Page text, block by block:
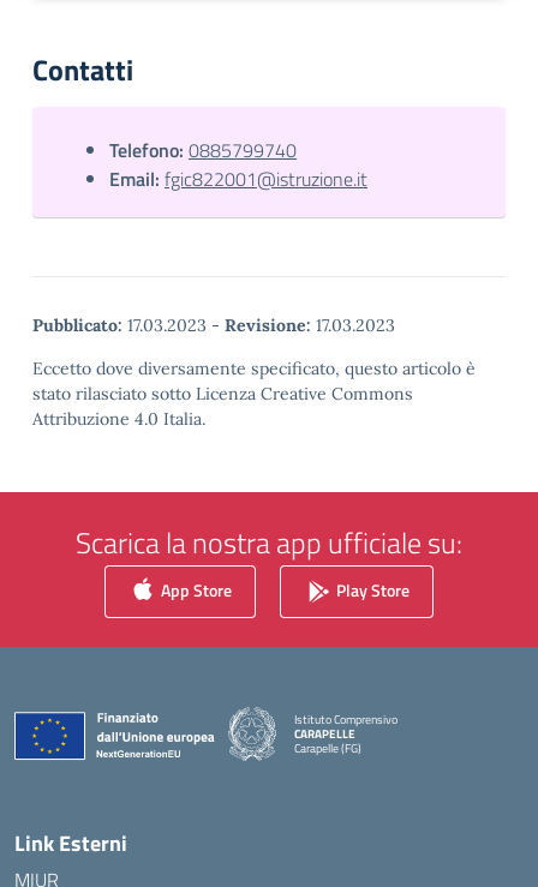
Contatti
Telefono: 0885799740
Email: fgic822001@istruzione.it
Pubblicato: 17.03.2023 - Revisione: 17.03.2023
Eccetto dove diversamente specificato, questo articolo è
stato rilasciato sotto Licenza Creative Commons
Attribuzione 4.0 Italia.
Scarica la nostra app ufficiale su:
App Store Play Store
Istituto Comprensivo
CARAPELLE
Carapelle (FG)
— Visita la pagina iniziale della scuola
Link Esterni
MIUR